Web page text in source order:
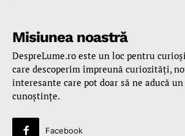
Misiunea noastră
DespreLume.ro este un loc pentru
care descoperim împreună curiozităţi,
interesante care pot doar să ne aducă
cunoştinţe.
Facebook